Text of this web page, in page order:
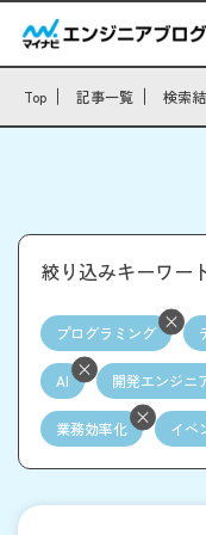
Top 記事一覧 検索
絞り込みキーワー
プログラミング
AI 開発エンジニ
業務効率化 イベ